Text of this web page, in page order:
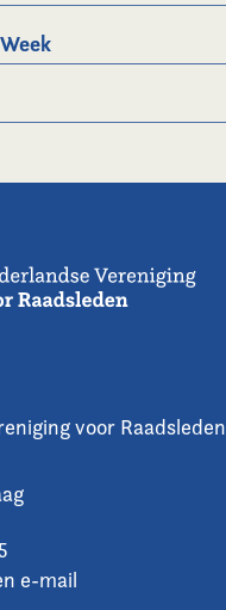
voor Raadsleden
e-mail